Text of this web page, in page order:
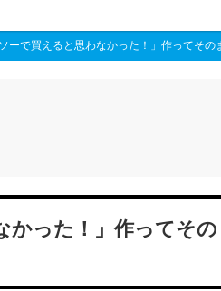
ソーで買えると思わなかった！」作ってそ
かった！」作ってそ